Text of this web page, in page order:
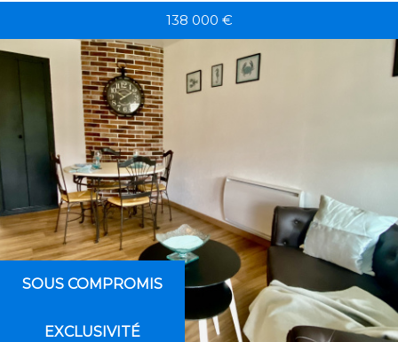
SOUS COMPROMIS
EXCLUSIVITÉ
138 000 €